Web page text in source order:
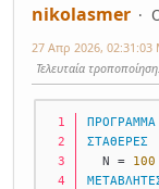
nikolasmer
27 Απρ 2026,
Τελευταία τροποποίηση
ΠΡΟΓΡΑΜΜΑ
ΣΤΑΘΕΡΕΣ
Ν = 100